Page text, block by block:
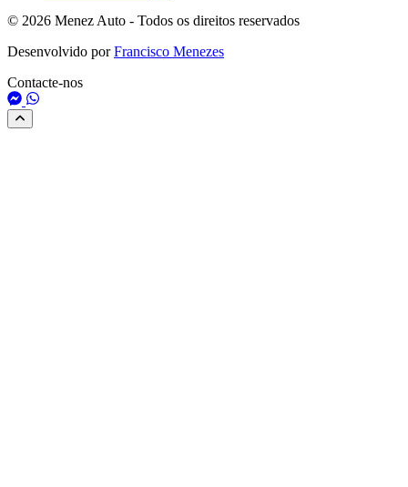
© 2026 Menez Auto - Todos os direitos reservados
Desenvolvido porFrancisco Menezes
Contacte-nos